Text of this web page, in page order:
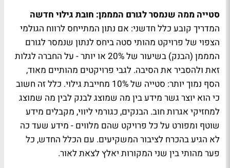
סטייה ממה שנמסר לגורם המממן: חובת גילוי חדשה
המדריך קובע כלל חדשני: אם נתון המתייחס לרווח הגולמי
הצפוי של פרויקט מהותי סטה ביחס לנתון שנמסר לגורם
המממן (הבנק) בשיעור של 20% או יותר - על החברה לגלות
זאת ולהסביר את הסיבה. לגבי פרויקטים מהותיים מאוד,
הסף נמוך יותר: סטייה של 10% מחייבת גילוי. כלל זה חשוב
כי הוא יוצר גשר מידע בין מה שמוצג לבנק לבין מה שמוצג
למחזיקי אגרות חוב. הבנקים, כגורמי ליווי, מקבלים מידע
שוטף ומפורט על כל פרויקט שהם מלווים - מידע שעד כה
לא הגיע בהכרח לציבור המשקיעים. עם הכלל החדש, כל
פער מהותי בין שני המקורות יאלץ לצאת לאור.